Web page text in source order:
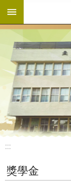
跳到主要內容區塊
:::
獎學金